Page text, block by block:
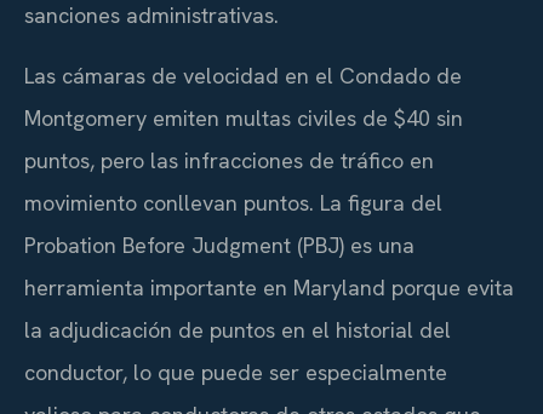
sanciones administrativas.
Las cámaras de velocidad en el Condado de
Montgomery emiten multas civiles de $40 sin
puntos, pero las infracciones de tráfico en
movimiento conllevan puntos. La figura del
Probation Before Judgment (PBJ) es una
herramienta importante en Maryland porque evita
la adjudicación de puntos en el historial del
conductor, lo que puede ser especialmente